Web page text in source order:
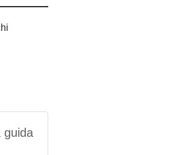
guida